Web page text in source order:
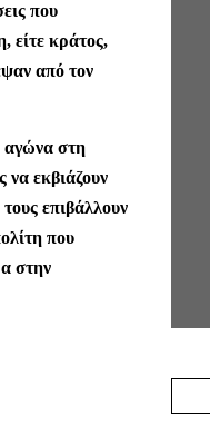
που
είτε κράτος,
από τον
αγώνα στη
να εκβιάζουν
επιβάλλουν
που
στην